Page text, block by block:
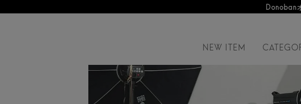
オフィシャルサ
NEW ITEM